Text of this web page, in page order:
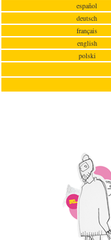
español
deutsch
français
english
polski